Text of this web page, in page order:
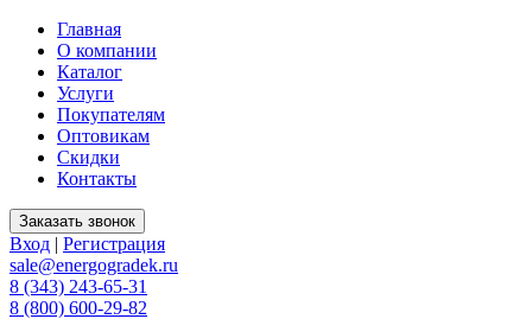
Главная
О компании
Каталог
Услуги
Покупателям
Оптовикам
Скидки
Контакты
Вход | Регистрация
sale@energogradek.ru
8 (343) 243-65-31
8 (800) 600-29-82